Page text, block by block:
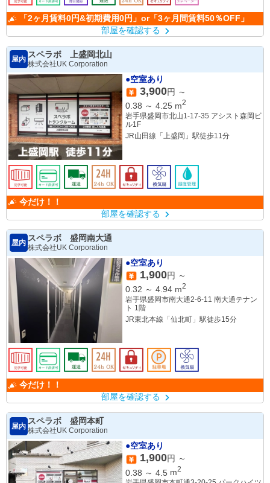
「2ヶ月賃料0円&初期費用0円」or「3ヶ月間賃料50％OFF」
部屋を確認する
屋内
スペラボ 上盛岡北山
株式会社UK Corporation
●空室あり
3,900円 ～
0.38 ～ 4.25 m2
岩手県盛岡市北山1-17-35 アシスト森岡ビ
ル1F
JR山田線「上盛岡」駅徒歩11分
今だけ！！
部屋を確認する
屋内
スペラボ 盛岡南大通
株式会社UK Corporation
●空室あり
1,900円 ～
0.32 ～ 4.94 m2
岩手県盛岡市南大通2-6-11 南大通テナン
ト 1階
JR東北本線「仙北町」駅徒歩15分
今だけ！！
部屋を確認する
屋内
スペラボ 盛岡本町
株式会社UK Corporation
●空室あり
1,900円 ～
0.38 ～ 4.5 m2